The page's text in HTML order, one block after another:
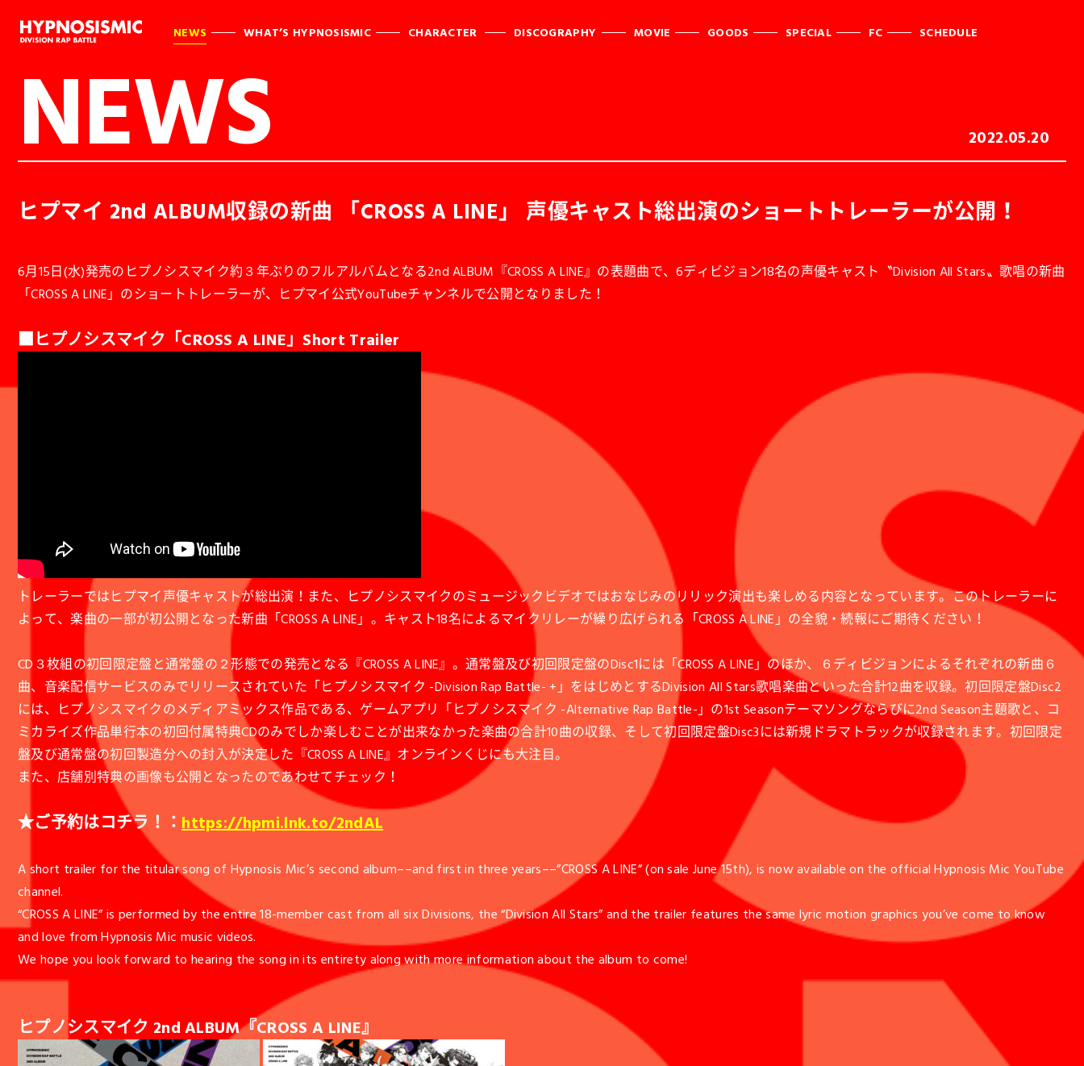
NEWS WHAT’S HYPNOSISMIC CHARACTER DISCOGRAPHY MOVIE GOODS SPECIAL FC SCHEDULE
NEWS 2022.05.20
ヒプマイ 2nd ALBUM収録の新曲 「CROSS A LINE」 声優キャスト総出演のショートトレーラーが公開！
6月15日(水)発売のヒプノシスマイク約３年ぶりのフルアルバムとなる2nd ALBUM『CROSS A LINE』の表題曲で、6ディビジョン18名の声優キャスト〝Division All Stars〟歌唱の新曲
「CROSS A LINE」のショートトレーラーが、ヒプマイ公式YouTubeチャンネルで公開となりました！
■ヒプノシスマイク「CROSS A LINE」Short Trailer
トレーラーではヒプマイ声優キャストが総出演！また、ヒプノシスマイクのミュージックビデオではおなじみのリリック演出も楽しめる内容となっています。このトレーラーに
よって、楽曲の一部が初公開となった新曲「CROSS A LINE」。キャスト18名によるマイクリレーが繰り広げられる「CROSS A LINE」の全貌・続報にご期待ください！
CD３枚組の初回限定盤と通常盤の２形態での発売となる『CROSS A LINE』。通常盤及び初回限定盤のDisc1には「CROSS A LINE」のほか、６ディビジョンによるそれぞれの新曲６
曲、音楽配信サービスのみでリリースされていた「ヒプノシスマイク -Division Rap Battle- +」をはじめとするDivision All Stars歌唱楽曲といった合計12曲を収録。初回限定盤Disc2
には、ヒプノシスマイクのメディアミックス作品である、ゲームアプリ「ヒプノシスマイク -Alternative Rap Battle-」の1st Seasonテーマソングならびに2nd Season主題歌と、コ
ミカライズ作品単行本の初回付属特典CDのみでしか楽しむことが出来なかった楽曲の合計10曲の収録、そして初回限定盤Disc3には新規ドラマトラックが収録されます。初回限定
盤及び通常盤の初回製造分への封入が決定した『CROSS A LINE』オンラインくじにも大注目。
また、店舗別特典の画像も公開となったのであわせてチェック！
★ご予約はコチラ！： https://hpmi.lnk.to/2ndAL
A short trailer for the titular song of Hypnosis Mic’s second album––and first in three years––”CROSS A LINE” (on sale June 15th), is now available on the official Hypnosis Mic YouTube
channel.
“CROSS A LINE” is performed by the entire 18-member cast from all six Divisions, the “Division All Stars” and the trailer features the same lyric motion graphics you’ve come to know
and love from Hypnosis Mic music videos.
We hope you look forward to hearing the song in its entirety along with more information about the album to come!
ヒプノシスマイク 2nd ALBUM『CROSS A LINE』